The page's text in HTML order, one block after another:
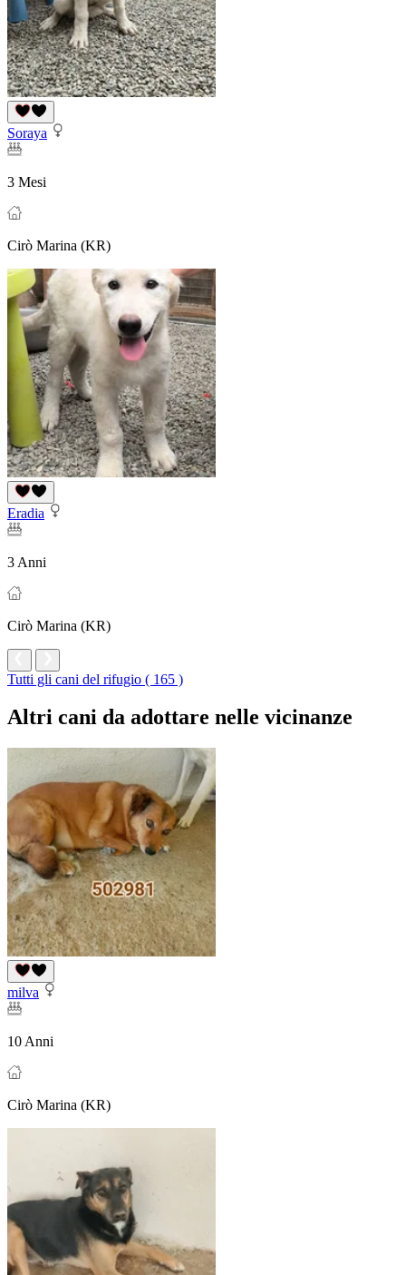
Soraya
3 Mesi
Cirò Marina (KR)
Eradia
3 Anni
Cirò Marina (KR)
Tutti gli cani del rifugio ( 165 )
Altri cani da adottare nelle vicinanze
milva
10 Anni
Cirò Marina (KR)